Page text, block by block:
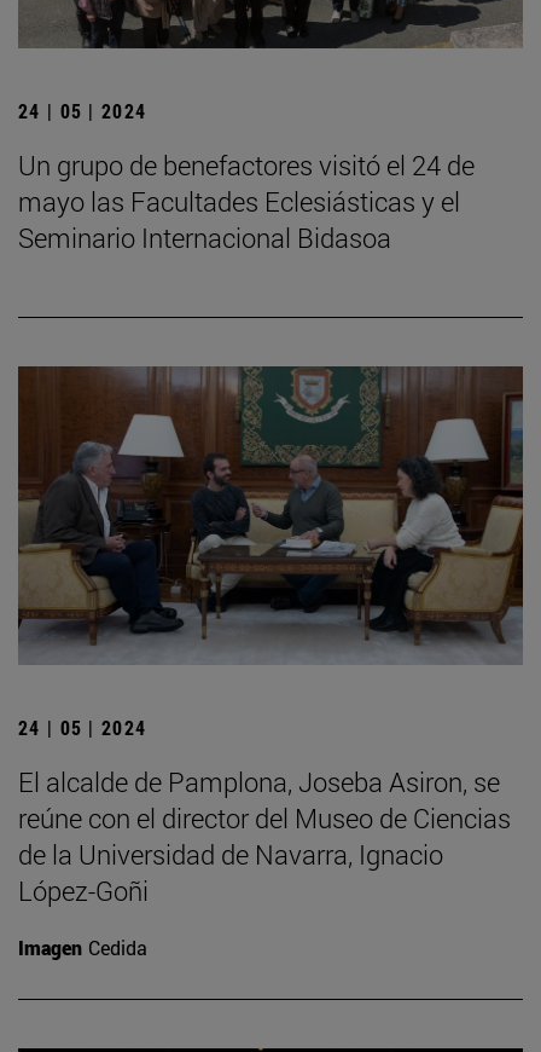
24 | 05 | 2024
Un grupo de benefactores visitó el 24 de
mayo las Facultades Eclesiásticas y el
Seminario Internacional Bidasoa
24 | 05 | 2024
El alcalde de Pamplona, Joseba Asiron, se
reúne con el director del Museo de Ciencias
de la Universidad de Navarra, Ignacio
López-Goñi
Imagen Cedida